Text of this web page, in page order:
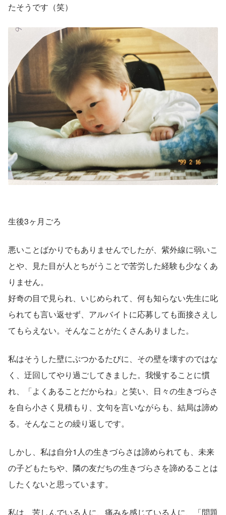
たそうです（笑）
生後3ヶ月ごろ
悪いことばかりでもありませんでしたが、紫外線に弱いこ
とや、見た目が人とちがうことで苦労した経験も少なくあ
りません。
好奇の目で見られ、いじめられて、何も知らない先生に叱
られても言い返せず、アルバイトに応募しても面接さえし
てもらえない。そんなことがたくさんありました。
私はそうした壁にぶつかるたびに、その壁を壊すのではな
く、迂回してやり過ごしてきました。我慢することに慣
れ、「よくあることだからね」と笑い、日々の生きづらさ
を自ら小さく見積もり、文句を言いながらも、結局は諦め
る。そんなことの繰り返しです。
しかし、私は自分1人の生きづらさは諦められても、未来
の子どもたちや、隣の友だちの生きづらさを諦めることは
したくないと思っています。
私は、苦しんでいる人に、痛みを感じている人に、「問題